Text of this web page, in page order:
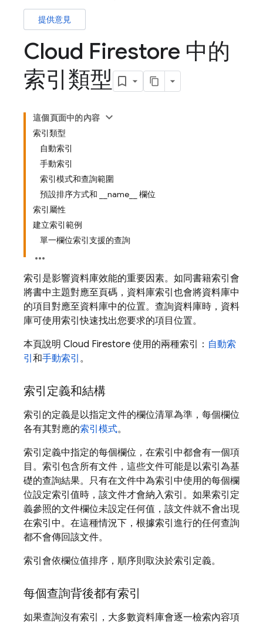
提供意見
Cloud Firestore 中的
索引類型
這個頁面中的內容
索引類型
自動索引
手動索引
索引模式和查詢範圍
預設排序方式和 __name__ 欄位
索引屬性
建立索引範例
單一欄位索引支援的查詢
索引是影響資料庫效能的重要因素。如同書籍索引會
將書中主題對應至頁碼，資料庫索引也會將資料庫中
的項目對應至資料庫中的位置。查詢資料庫時，資料
庫可使用索引快速找出您要求的項目位置。
本頁說明 Cloud Firestore 使用的兩種索引： 自動索
引 和手動索引 。
索引定義和結構
索引的定義是以指定文件的欄位清單為準，每個欄位
各有其對應的索引模式。
索引定義中指定的每個欄位，在索引中都會有一個項
目。索引包含所有文件，這些文件可能是以索引為基
礎的查詢結果。只有在文件中為索引中使用的每個欄
位設定索引值時，該文件才會納入索引。如果索引定
義參照的文件欄位未設定任何值，該文件就不會出現
在索引中。在這種情況下，根據索引進行的任何查詢
都不會傳回該文件。
索引會依欄位值排序，順序則取決於索引定義。
每個查詢背後都有索引
如果查詢沒有索引，大多數資料庫會逐一檢索內容項